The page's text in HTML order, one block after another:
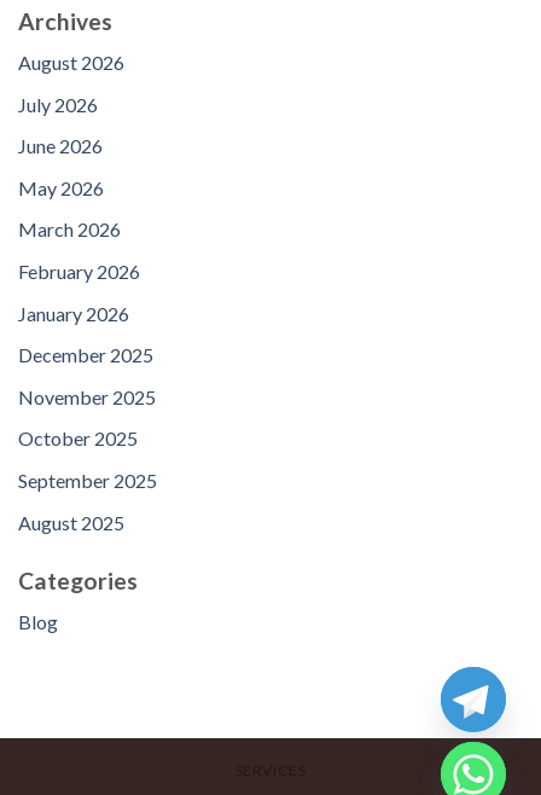
Archives
August 2026
July 2026
June 2026
May 2026
March 2026
February 2026
January 2026
December 2025
November 2025
October 2025
September 2025
August 2025
Categories
Blog